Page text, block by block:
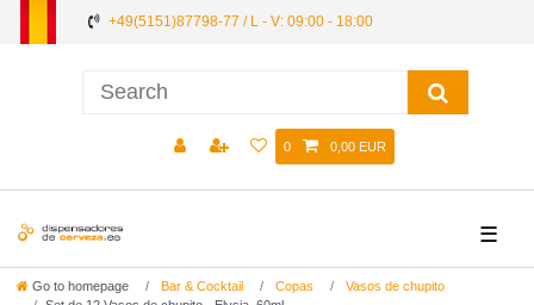
+49(5151)87798-77 / L - V: 09:00 - 18:00
0 0,00 EUR
☰
Go to homepage Bar & Cocktail Copas
Vasos de chupito